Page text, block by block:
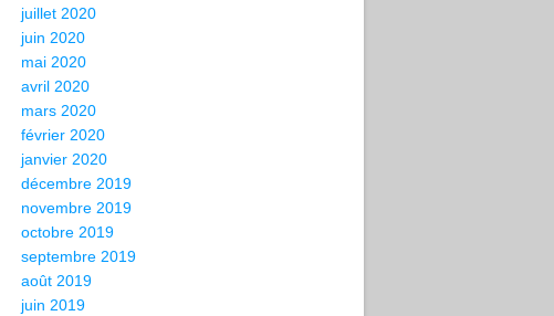
juillet 2020
juin 2020
mai 2020
avril 2020
mars 2020
février 2020
janvier 2020
décembre 2019
novembre 2019
octobre 2019
septembre 2019
août 2019
juin 2019